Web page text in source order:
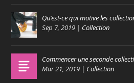
Qu’est-ce qui motive les
Sep 7, 2019 | Collection
Commencer une seconde
Mar 21, 2019 | Collection